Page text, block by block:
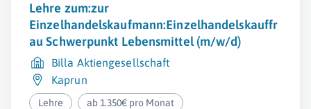
Lehre zum:zur
Einzelhandelskaufmann:Einzelhandelskauffr
au Schwerpunkt Lebensmittel (m/w/d)
Billa Aktiengesellschaft
Kaprun
Lehre ab 1.350€ pro Monat